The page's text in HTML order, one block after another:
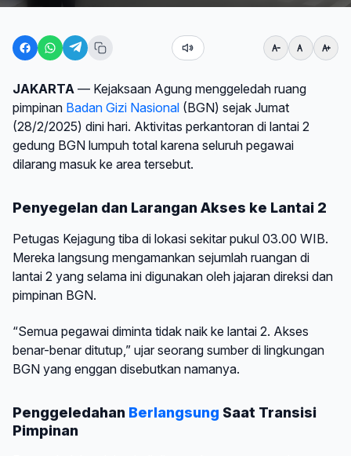
JAKARTA — Kejaksaan Agung menggeledah ruang
pimpinan Badan Gizi Nasional (BGN) sejak Jumat
(28/2/2025) dini hari. Aktivitas perkantoran di lantai 2
gedung BGN lumpuh total karena seluruh pegawai
dilarang masuk ke area tersebut.
Penyegelan dan Larangan Akses ke Lantai 2
Petugas Kejagung tiba di lokasi sekitar pukul 03.00 WIB.
Mereka langsung mengamankan sejumlah ruangan di
lantai 2 yang selama ini digunakan oleh jajaran direksi dan
pimpinan BGN.
“Semua pegawai diminta tidak naik ke lantai 2. Akses
benar-benar ditutup,” ujar seorang sumber di lingkungan
BGN yang enggan disebutkan namanya.
Penggeledahan Berlangsung Saat Transisi
Pimpinan